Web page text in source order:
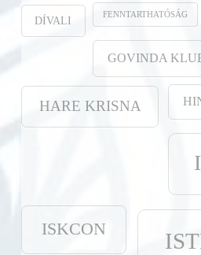
DÍVALI FENNTARTHATÓSÁG
GOVINDA
HARE KRISNA
ISKCON